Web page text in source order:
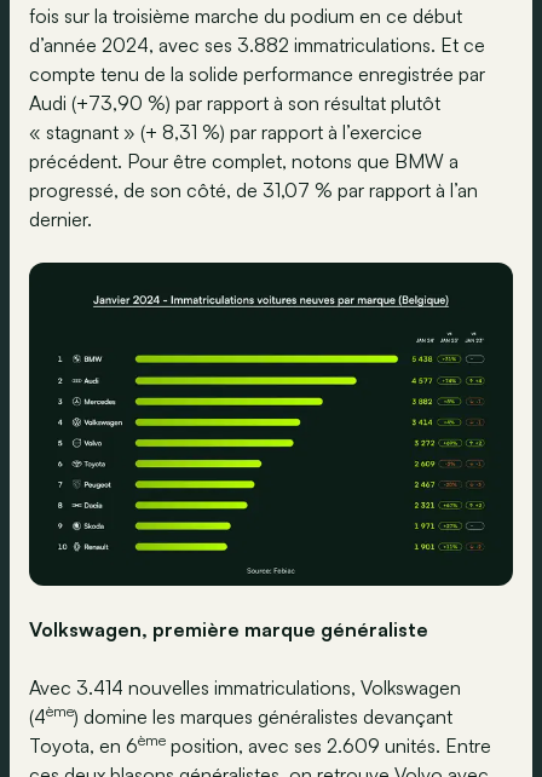
fois sur la troisième marche du podium en ce début
d’année 2024, avec ses 3.882 immatriculations. Et ce
compte tenu de la solide performance enregistrée par
Audi (+73,90 %) par rapport à son résultat plutôt
« stagnant » (+ 8,31 %) par rapport à l’exercice
précédent. Pour être complet, notons que BMW a
progressé, de son côté, de 31,07 % par rapport à l’an
dernier.
Volkswagen, première marque généraliste
Avec 3.414 nouvelles immatriculations, Volkswagen
(4ème) domine les marques généralistes devançant
Toyota, en 6ème position, avec ses 2.609 unités. Entre